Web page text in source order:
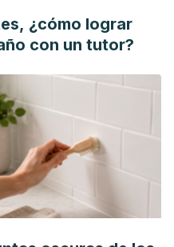
Cacahuete.
pdfs/cacahuete.pdf
diseases-
in-
Legumbres.
app/media/
Potassium Can Help
¿cómo lograr
con un tutor?